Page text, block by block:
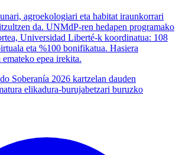
agroekologiari eta habitat iraunkorrari
da. UNMdP-ren hedapen programako
Universidad Liberté-k koordinatua: 108
eta %100 bonifikatua. Hasiera
epea irekita.
Soberanía 2026 kartzelan dauden
elikadura-burujabetzari buruzko